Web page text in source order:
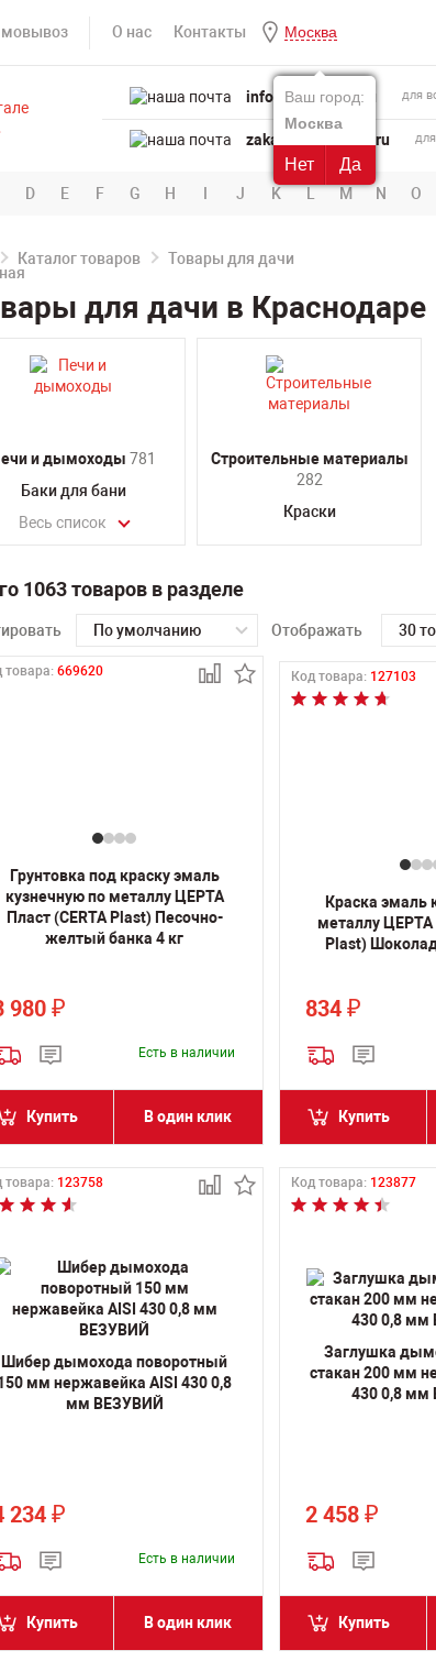
О нас Контакты Москва
Ваш город:
Москва
Нет Да
info@powertool.ru для
zakaz@powertool.ru
D E F G H I J K L M N O
Каталог товаров Товары для дачи
для дачи в Краснодаре
и дымоходы 781
Баки для бани
Весь список
Строительные материалы
282
Краски
1063 товаров в разделе
По умолчанию Отображать 30
товара: 669620
Грунтовка под краску эмаль
кузнечную по металлу ЦЕРТА
Пласт (CERTA Plast) Песочно-
желтый банка 4 кг
980 ₽
Есть в наличии
Купить В один клик
Код товара: 127103
Краска эмаль
металлу ЦЕРТА
Plast)
834 ₽
Купить
товара: 123758
Шибер дымохода поворотный
мм нержавейка AISI 430 0,8
мм ВЕЗУВИЙ
234 ₽
Есть в наличии
Купить В один клик
Код товара: 123877
Заглушка
стакан 200 мм
430 0,8 мм
2 458 ₽
Купить